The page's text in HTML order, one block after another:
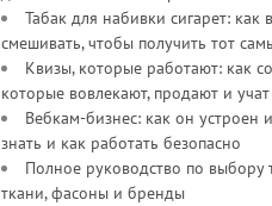
Табак для набивки сигарет: как
смешивать, чтобы получить тот
Квизы, которые работают: как
которые вовлекают, продают и учат
Вебкам-бизнес: как он устроен
знать и как работать безопасно
Полное руководство по
ткани, фасоны и бренды